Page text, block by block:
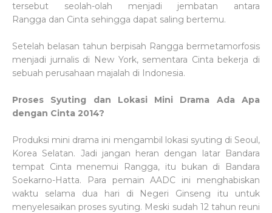
tersebut seolah-olah menjadi jembatan antara
Rangga dan Cinta sehingga dapat saling bertemu.
Setelah belasan tahun berpisah Rangga bermetamorfosis
menjadi jurnalis di New York, sementara Cinta bekerja di
sebuah perusahaan majalah di Indonesia.
Proses Syuting dan Lokasi Mini Drama Ada Apa
dengan Cinta 2014?
Produksi mini drama ini mengambil lokasi syuting di Seoul,
Korea Selatan. Jadi jangan heran dengan latar Bandara
tempat Cinta menemui Rangga, itu bukan di Bandara
Soekarno-Hatta. Para pemain AADC ini menghabiskan
waktu selama dua hari di Negeri Ginseng itu untuk
menyelesaikan proses syuting. Meski sudah 12 tahun reuni